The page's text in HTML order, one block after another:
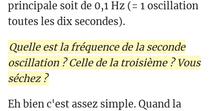
principale soit de 0,1 Hz (= 1 oscillation
toutes les dix secondes).
Quelle est la fréquence de la seconde
oscillation ? Celle de la troisième ? Vous
séchez ?
Eh bien c'est assez simple. Quand la